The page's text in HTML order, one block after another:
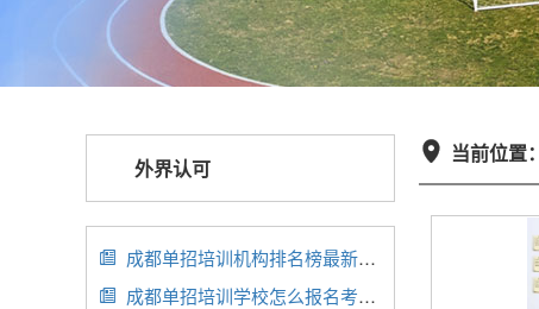
外界认可
 成都单招培训机构排名榜最新公布（成都单招培训中心）
 成都单招培训学校怎么报名考试（成都单招培训学校怎么样）
 当前位置：